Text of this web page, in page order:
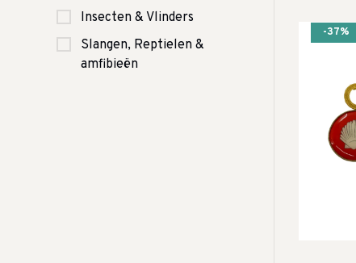
Insecten & Vlinders
Slangen, Reptielen &
amfibieën
-37%